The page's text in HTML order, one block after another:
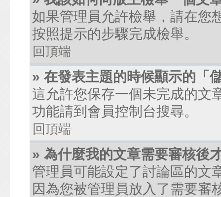
如果管理員允許檢舉，請在您
按照提示的步驟完成檢舉。
回頂端
» 在發表主題的時候顯示的「
這允許您保存一個未完成的文
功能請到會員控制台搜尋。
回頂端
» 為什麼我的文章需要審核後
管理員可能設定了討論區的文
因為您被管理員放入了需要審